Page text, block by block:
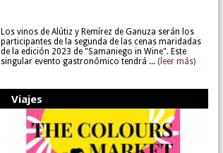
Los vinos de Alútiz y Remírez de Ganuza serán los
participantes de la segunda de las cenas maridadas
de la edición 2023 de "Samaniego in Wine". Este
singular evento gastronómico tendrá ... (leer más)
Viajes